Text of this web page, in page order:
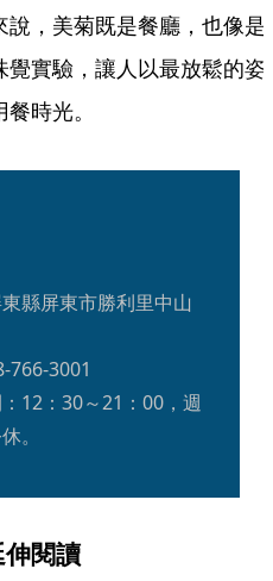
，美菊既是餐廳，也像是
實驗，讓人以最放鬆的姿
時光。
縣屏東市勝利里中山
766-3001
12：30～21：00，週
。
伸閱讀